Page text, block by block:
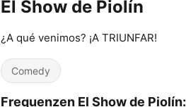
El Show de Piolín
¿A qué venimos? ¡A TRIUNFAR!
Comedy
Frequenzen El Show de Piolín: